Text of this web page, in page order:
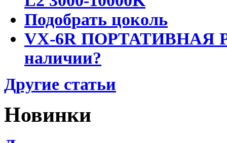
Подобрать цоколь
VX-6R ПОРТАТИВНАЯ
наличии?
Другие статьи
Новинки